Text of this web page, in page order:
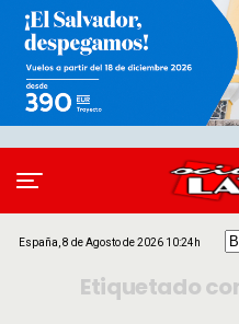
España, 8 de Agosto de 2026 10:24h
Etiquetado